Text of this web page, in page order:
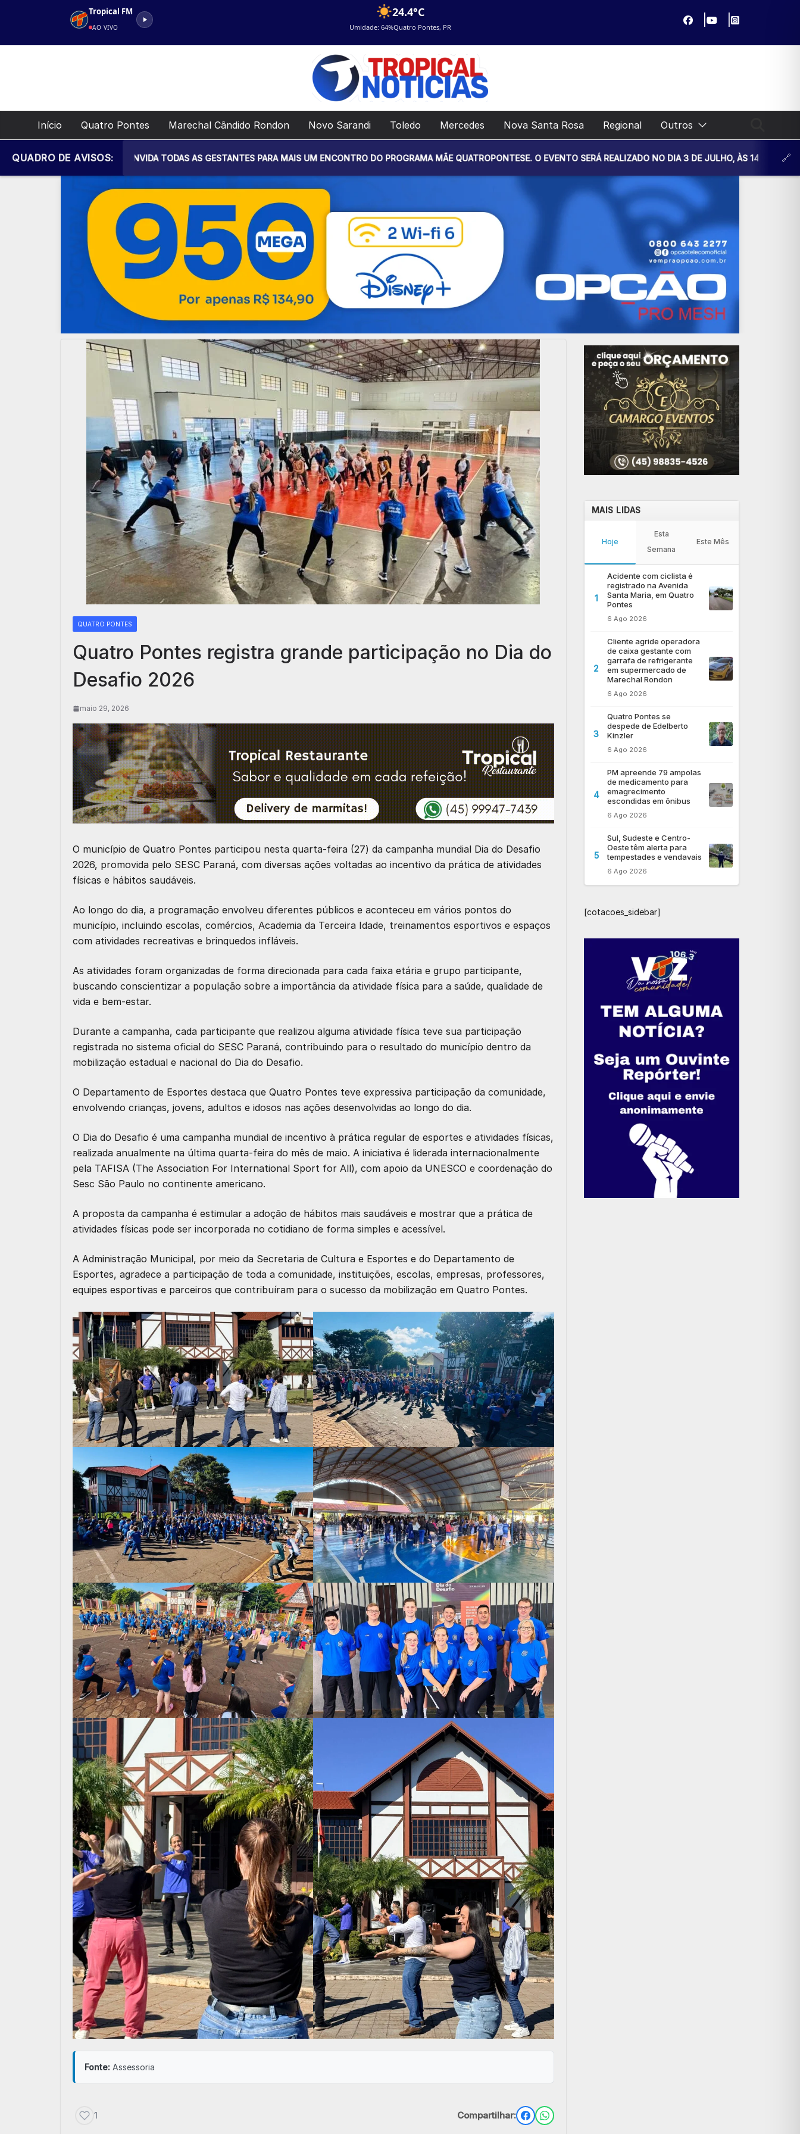
Tropical FM
AO VIVO
24.4°C
Umidade: 64%Quatro Pontes, PR
Início Quatro Pontes Marechal Cândido Rondon Novo Sarandi Toledo Mercedes Nova Santa Rosa Regional Outros
QUADRO DE AVISOS:
DE SAÚDE CONVIDA TODAS AS GESTANTES PARA MAIS UM ENCONTRO DO PROGRAMA MÃE QUATROPONTESE. O EVENTO SERÁ REALIZADO NO DIA 3 DE JULHO, ÀS 14H30, NA UNIDADE
QUATRO PONTES
Quatro Pontes registra grande participação no Dia do
Desafio 2026
maio 29, 2026
O município de Quatro Pontes participou nesta quarta-feira (27) da campanha mundial Dia do Desafio
2026, promovida pelo SESC Paraná, com diversas ações voltadas ao incentivo da prática de atividades
físicas e hábitos saudáveis.
Ao longo do dia, a programação envolveu diferentes públicos e aconteceu em vários pontos do
município, incluindo escolas, comércios, Academia da Terceira Idade, treinamentos esportivos e espaços
com atividades recreativas e brinquedos infláveis.
As atividades foram organizadas de forma direcionada para cada faixa etária e grupo participante,
buscando conscientizar a população sobre a importância da atividade física para a saúde, qualidade de
vida e bem-estar.
Durante a campanha, cada participante que realizou alguma atividade física teve sua participação
registrada no sistema oficial do SESC Paraná, contribuindo para o resultado do município dentro da
mobilização estadual e nacional do Dia do Desafio.
O Departamento de Esportes destaca que Quatro Pontes teve expressiva participação da comunidade,
envolvendo crianças, jovens, adultos e idosos nas ações desenvolvidas ao longo do dia.
O Dia do Desafio é uma campanha mundial de incentivo à prática regular de esportes e atividades físicas,
realizada anualmente na última quarta-feira do mês de maio. A iniciativa é liderada internacionalmente
pela TAFISA (The Association For International Sport for All), com apoio da UNESCO e coordenação do
Sesc São Paulo no continente americano.
A proposta da campanha é estimular a adoção de hábitos mais saudáveis e mostrar que a prática de
atividades físicas pode ser incorporada no cotidiano de forma simples e acessível.
A Administração Municipal, por meio da Secretaria de Cultura e Esportes e do Departamento de
Esportes, agradece a participação de toda a comunidade, instituições, escolas, empresas, professores,
equipes esportivas e parceiros que contribuíram para o sucesso da mobilização em Quatro Pontes.
Fonte: Assessoria
1 Compartilhar:
MAIS LIDAS
Hoje
Esta
Semana
Este Mês
1
Acidente com ciclista é
registrado na Avenida
Santa Maria, em Quatro
Pontes
6 Ago 2026
2
Cliente agride operadora
de caixa gestante com
garrafa de refrigerante
em supermercado de
Marechal Rondon
6 Ago 2026
3
Quatro Pontes se
despede de Edelberto
Kinzler
6 Ago 2026
4
PM apreende 79 ampolas
de medicamento para
emagrecimento
escondidas em ônibus
6 Ago 2026
5
Sul, Sudeste e Centro-
Oeste têm alerta para
tempestades e vendavais
6 Ago 2026
[cotacoes_sidebar]